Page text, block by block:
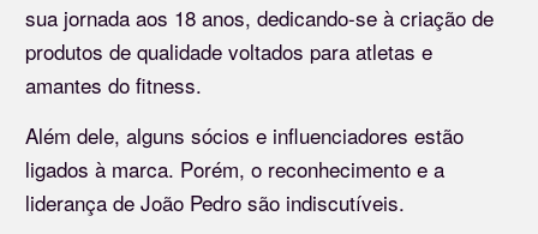
sua jornada aos 18 anos, dedicando-se à criação de
produtos de qualidade voltados para atletas e
amantes do fitness.
Além dele, alguns sócios e influenciadores estão
ligados à marca. Porém, o reconhecimento e a
liderança de João Pedro são indiscutíveis.